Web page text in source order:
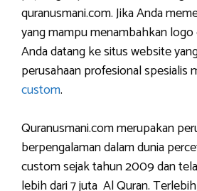
quranusmani.com. Jika Anda
yang mampu menambahkan logo
Anda datang ke situs website
perusahaan profesional spesialis
custom.
Quranusmani.com merupakan
berpengalaman dalam dunia
custom sejak tahun 2009 dan
lebih dari 7 juta Al Quran.